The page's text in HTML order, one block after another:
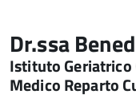
Dr.ssa
Istituto Geriatrico
Medico Reparto